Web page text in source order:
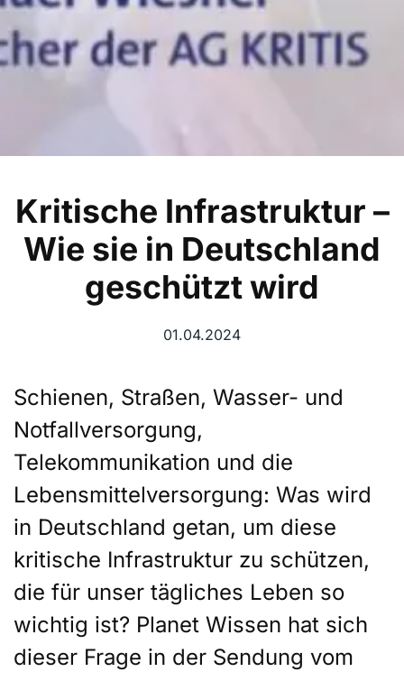
Kritische Infrastruktur –
Wie sie in Deutschland
geschützt wird
01.04.2024
Schienen, Straßen, Wasser- und
Notfallversorgung,
Telekommunikation und die
Lebensmittelversorgung: Was wird
in Deutschland getan, um diese
kritische Infrastruktur zu schützen,
die für unser tägliches Leben so
wichtig ist? Planet Wissen hat sich
dieser Frage in der Sendung vom